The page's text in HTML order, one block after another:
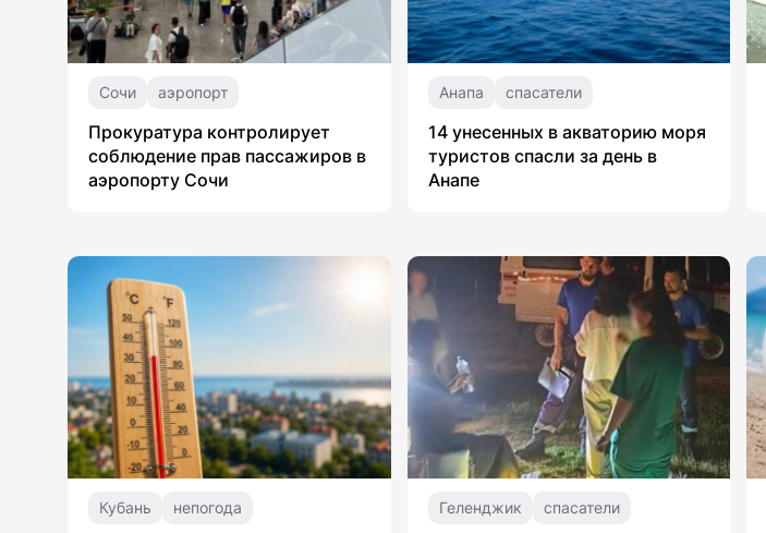
Сочи аэропорт
Прокуратура контролирует
соблюдение прав пассажиров в
аэропорту Сочи
Анапа спасатели
14 унесенных в акваторию моря
туристов спасли за день в
Анапе
Кубань непогода Геленджик спасатели